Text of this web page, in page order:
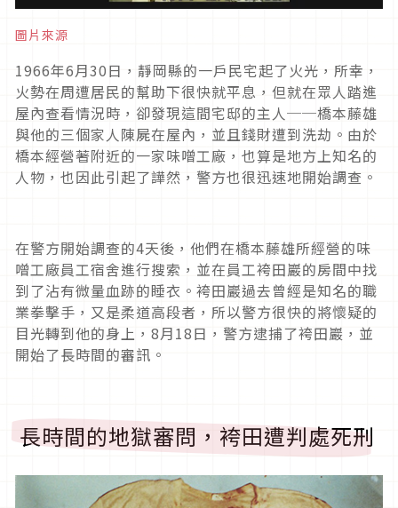
圖片來源
1966年6月30日，靜岡縣的一戶民宅起了火光，所幸，
火勢在周遭居民的幫助下很快就平息，但就在眾人踏進
屋內查看情況時，卻發現這間宅邸的主人──橋本藤雄
與他的三個家人陳屍在屋內，並且錢財遭到洗劫。由於
橋本經營著附近的一家味噌工廠，也算是地方上知名的
人物，也因此引起了譁然，警方也很迅速地開始調查。
在警方開始調查的4天後，他們在橋本藤雄所經營的味
噌工廠員工宿舍進行搜索，並在員工袴田巖的房間中找
到了沾有微量血跡的睡衣。袴田巖過去曾經是知名的職
業拳擊手，又是柔道高段者，所以警方很快的將懷疑的
目光轉到他的身上， 8月18日，警方逮捕了袴田巖，並
開始了長時間的審訊。
長時間的地獄審問，袴田遭判處死刑